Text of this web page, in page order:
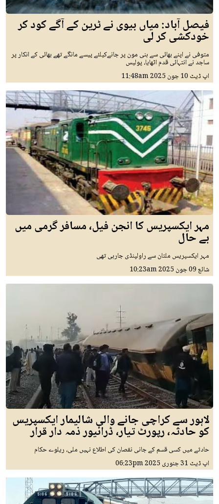
فیصل آباد: میاں بیوی نے ٹرین کے آگے کود کر
خودکشی کر لی
متوفی نے اپنے بھائی سے ہنی مون پر جانےکیلئے پیسے مانگے تھے بھائی کے انکار پر
ساجد نے انتہائی قدم اٹھایا، پولیس
اپ ڈیٹ 10 جون 2025 11:48am
مہر ایکسپریس کا انجن فیل، مسافر گرمی میں
بے حال
مہر ایکسپریس ملتان سے راولپنڈی جارہی تھی
شائع09 جون 2025 10:23am
لاہور سے کراچی جانے والی شالیمار ایکسپریس
کو حادثہ، رپورٹ تیار، ڈرائیور ذمہ دار قرار
حادثے میں کسی قسم کے جانی نقصان کی اطلاع نہیں ملی، ریلوے حکام
اپ ڈیٹ 31 جنوری 2025 06:23pm